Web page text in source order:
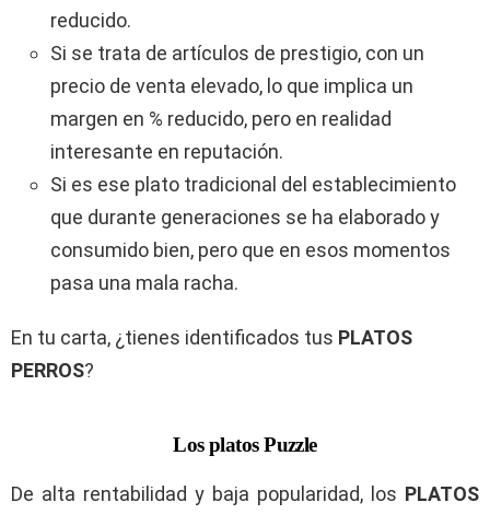
reducido.
Si se trata de artículos de prestigio, con un
precio de venta elevado, lo que implica un
margen en % reducido, pero en realidad
interesante en reputación.
Si es ese plato tradicional del establecimiento
que durante generaciones se ha elaborado y
consumido bien, pero que en esos momentos
pasa una mala racha.
En tu carta, ¿tienes identificados tus PLATOS
PERROS?
Los platos Puzzle
De alta rentabilidad y baja popularidad, los PLATOS